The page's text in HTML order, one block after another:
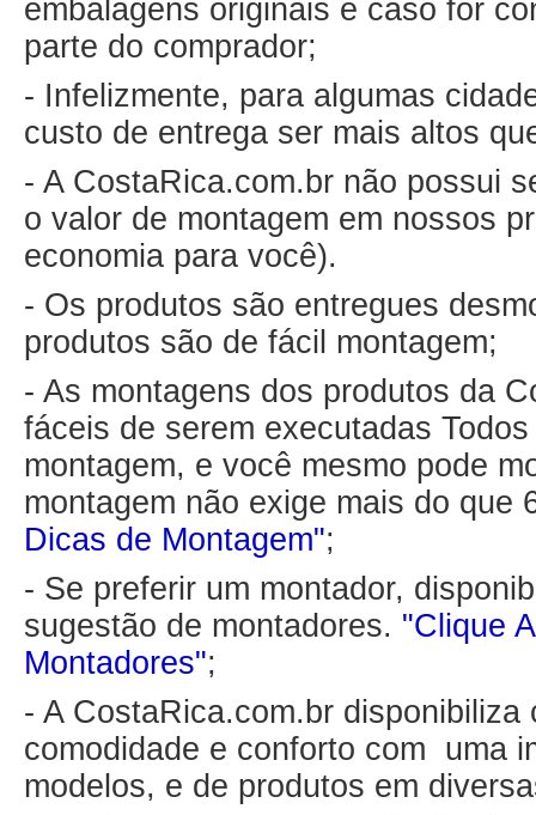
embalagens originais e caso for
parte do comprador;
- Infelizmente, para algumas
custo de entrega ser mais altos
- A CostaRica.com.br não possui
o valor de montagem em nossos
economia para você).
- Os produtos são entregues
produtos são de fácil montagem;
- As montagens dos produtos da
fáceis de serem executadas
montagem, e você mesmo pode
montagem não exige mais do que
Dicas de Montagem";
- Se preferir um montador,
sugestão de montadores. "Clique
Montadores";
- A CostaRica.com.br
comodidade e conforto com uma
modelos, e de produtos em